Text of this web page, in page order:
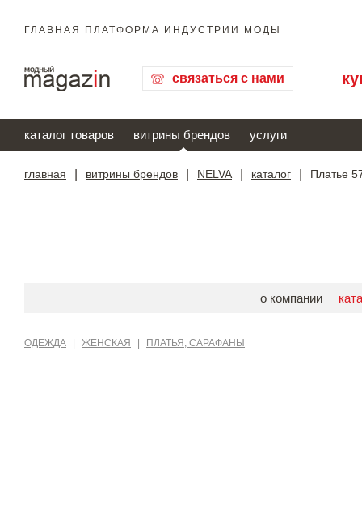
ГЛАВНАЯ ПЛАТФОРМА ИНДУСТРИИ МОДЫ
связаться с нами
каталог товаров витрины брендов услуги
главная витрины брендов NELVA каталог Платье
о компании
ОДЕЖДА ЖЕНСКАЯ ПЛАТЬЯ, САРАФАНЫ